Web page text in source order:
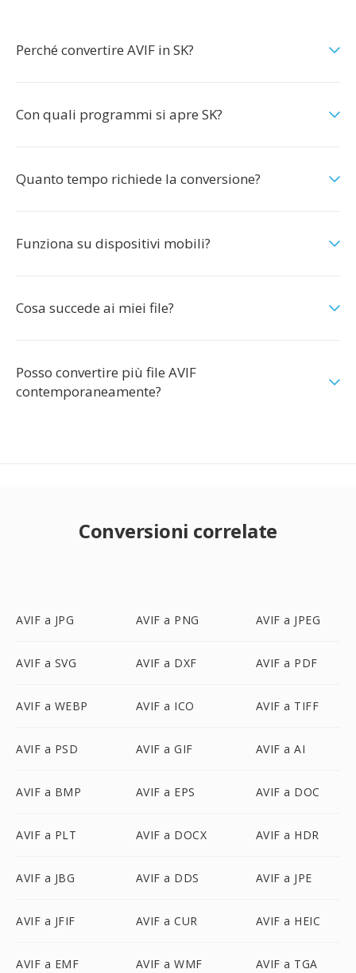
Perché convertire AVIF in SK?
Con quali programmi si apre SK?
Quanto tempo richiede la conversione?
Funziona su dispositivi mobili?
Cosa succede ai miei file?
Posso convertire più file AVIF
contemporaneamente?
Conversioni correlate
AVIF a JPG AVIF a PNG AVIF a JPEG
AVIF a SVG AVIF a DXF AVIF a PDF
AVIF a WEBP AVIF a ICO AVIF a TIFF
AVIF a PSD AVIF a GIF AVIF a AI
AVIF a BMP AVIF a EPS AVIF a DOC
AVIF a PLT AVIF a DOCX AVIF a HDR
AVIF a JBG AVIF a DDS AVIF a JPE
AVIF a JFIF AVIF a CUR AVIF a HEIC
AVIF a EMF AVIF a WMF AVIF a TGA